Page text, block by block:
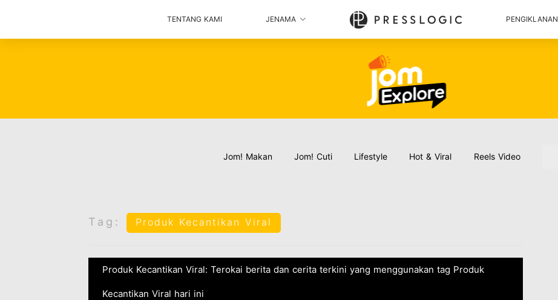
TENTANG KAMI JENAMA PENGIKLANAN
Jom! Makan Jom! Cuti Lifestyle Hot & Viral Reels Video
Tag: Produk Kecantikan Viral
Produk Kecantikan Viral: Terokai berita dan cerita terkini yang menggunakan tag Produk
Kecantikan Viral hari ini